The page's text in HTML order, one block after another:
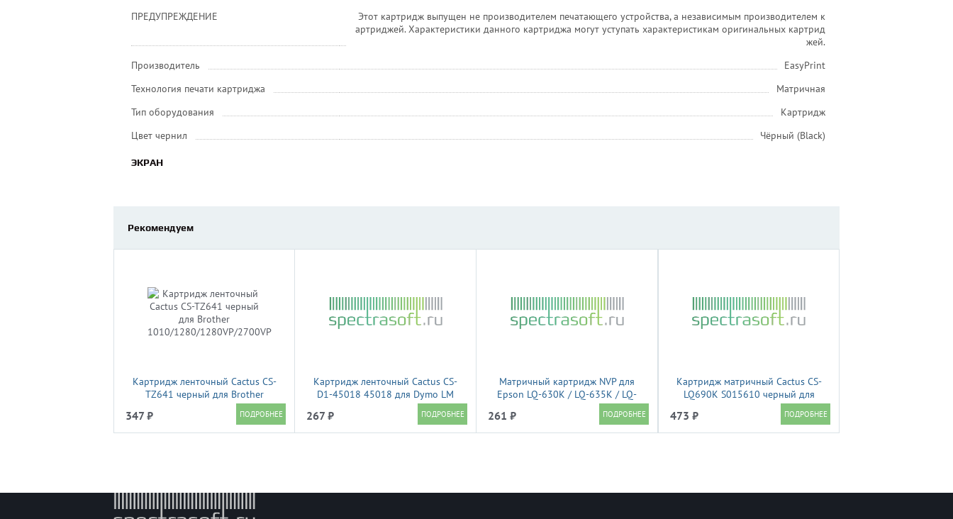
ПРЕДУПРЕЖДЕНИЕ
Этот картридж выпущен не производителем печатающего устройства, а независимым производителем к
артриджей. Характеристики данного картриджа могут уступать характеристикам оригинальных картрид
жей.
Производитель
EasyPrint
Технология печати картриджа
Матричная
Тип оборудования
Картридж
Цвет чернил
Чёрный (Black)
ЭКРАН
Рекомендуем
Картридж ленточный Cactus CS-
TZ641 черный для Brother
1010/1280/1280VP/2700VP
347 ₽
Картридж ленточный Cactus CS-
D1-45018 45018 для Dymo LM
160, 210D, 280, PnP, 420P, 500 TS;
Rhino Pro 6000, 5200, 4200
267 ₽
Матричный картридж NVP для
Epson LQ-630K / LQ-635K / LQ-
730K (NV-RC-C13S015307BA)
261 ₽
Картридж матричный Cactus CS-
LQ690K S015610 черный для
690/690C/675KT/680K/690K/695C/LQ106KF/VP-
F2000
473 ₽